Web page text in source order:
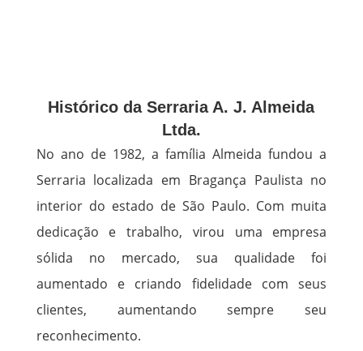
Histórico da Serraria A. J. Almeida
Ltda.
No ano de 1982, a família Almeida fundou a
Serraria localizada em Bragança Paulista no
interior do estado de São Paulo. Com muita
dedicação e trabalho, virou uma empresa
sólida no mercado, sua qualidade foi
aumentado e criando fidelidade com seus
clientes, aumentando sempre seu
reconhecimento.